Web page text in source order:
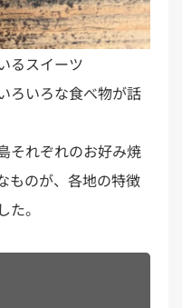
るスイーツ
ろいろな食べ物が話
それぞれのお好み焼
ものが、各地の特徴
。